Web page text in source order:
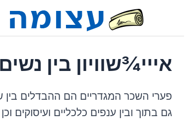
איײ¾שוויון בין
פערי השכר המגדריים הם ההבדלים
גם בתוך ובין ענפים כלכליים ועיסוקים